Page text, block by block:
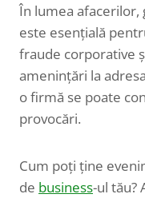
În lumea afacerilor,
este esențială
fraude corporative
amenințări la
o firmă se poate
provocări.
Cum poți ține
de business-ul tău?